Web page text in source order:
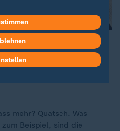
mehr? Quatsch. Was
Beispiel, sind die